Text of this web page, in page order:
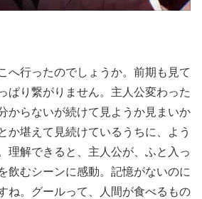
へ行ったのでしょうか。前期も見て
ぱり繋がりません。主人公変わった
からないが続けて見ようか見まいか
か堪えて見続けているうちに、よう
理解できると、主人公が、ふと入っ
飲むシーンに感動。記憶がないのに
ね。グールって、人間が食べるもの